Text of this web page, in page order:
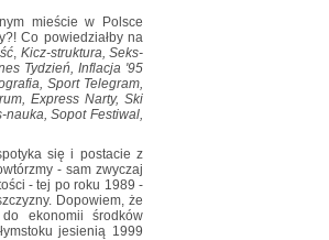
mieście w Polsce
Co powiedziałby na
, Kicz-struktura, Seks-
Tydzień, Inflacja '95
Sport Telegram,
Express Narty, Ski
nauka, Sopot Festiwal,
się i postacie z
- sam zwyczaj
- tej po roku 1989 -
Dopowiem, że
ekonomii środków
jesienią 1999